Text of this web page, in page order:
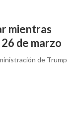
mientras
de marzo
de Trump